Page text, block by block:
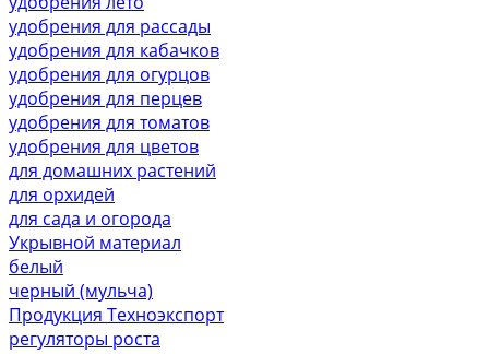
удобрения для рассады
удобрения для кабачков
удобрения для огурцов
удобрения для перцев
удобрения для томатов
удобрения для цветов
для домашних растений
для орхидей
для сада и огорода
Укрывной материал
белый
черный (мульча)
Продукция Техноэкспорт
регуляторы роста